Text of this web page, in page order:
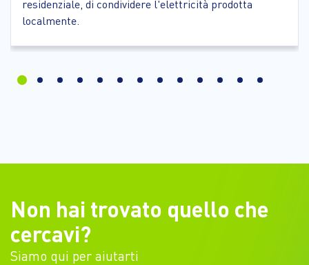
residenziale, di condividere l'elettricità prodotta
localmente.
Non hai trovato quello che
cercavi?
Siamo qui per aiutarti